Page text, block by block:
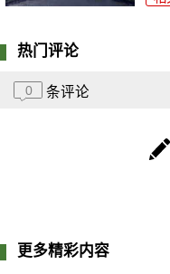
热门评论
0 条评论
更多精彩内容